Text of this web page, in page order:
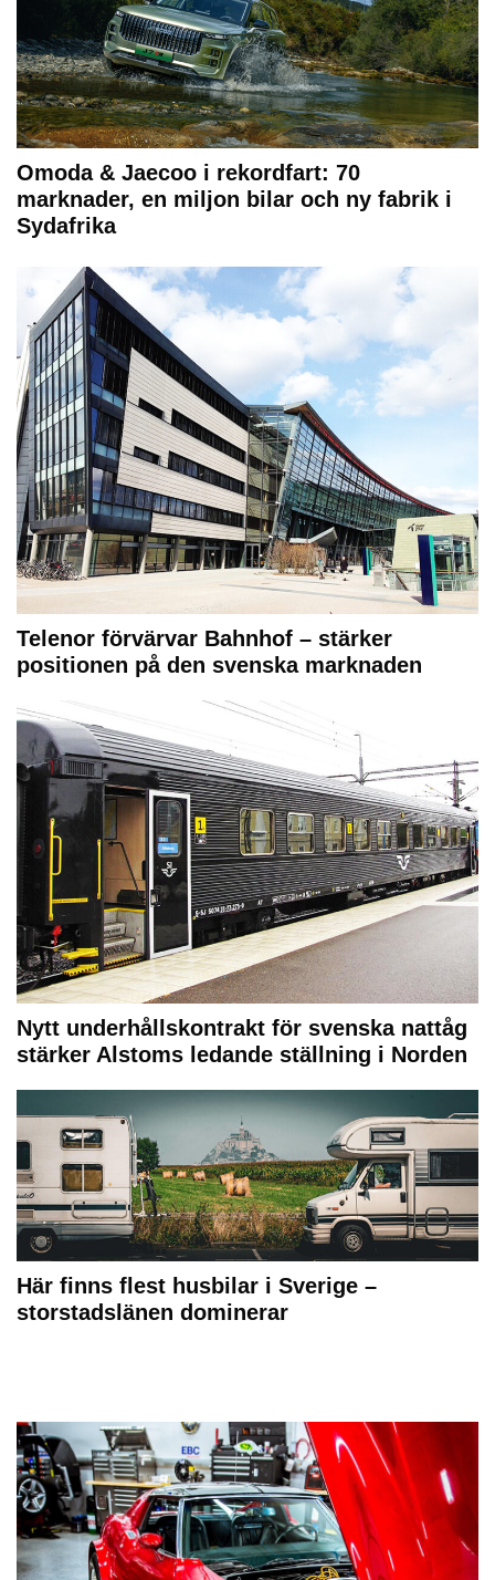
Omoda & Jaecoo i rekordfart: 70
marknader, en miljon bilar och ny fabrik i
Sydafrika
Telenor förvärvar Bahnhof – stärker
positionen på den svenska marknaden
Nytt underhållskontrakt för svenska nattåg
stärker Alstoms ledande ställning i Norden
Här finns flest husbilar i Sverige –
storstadslänen dominerar